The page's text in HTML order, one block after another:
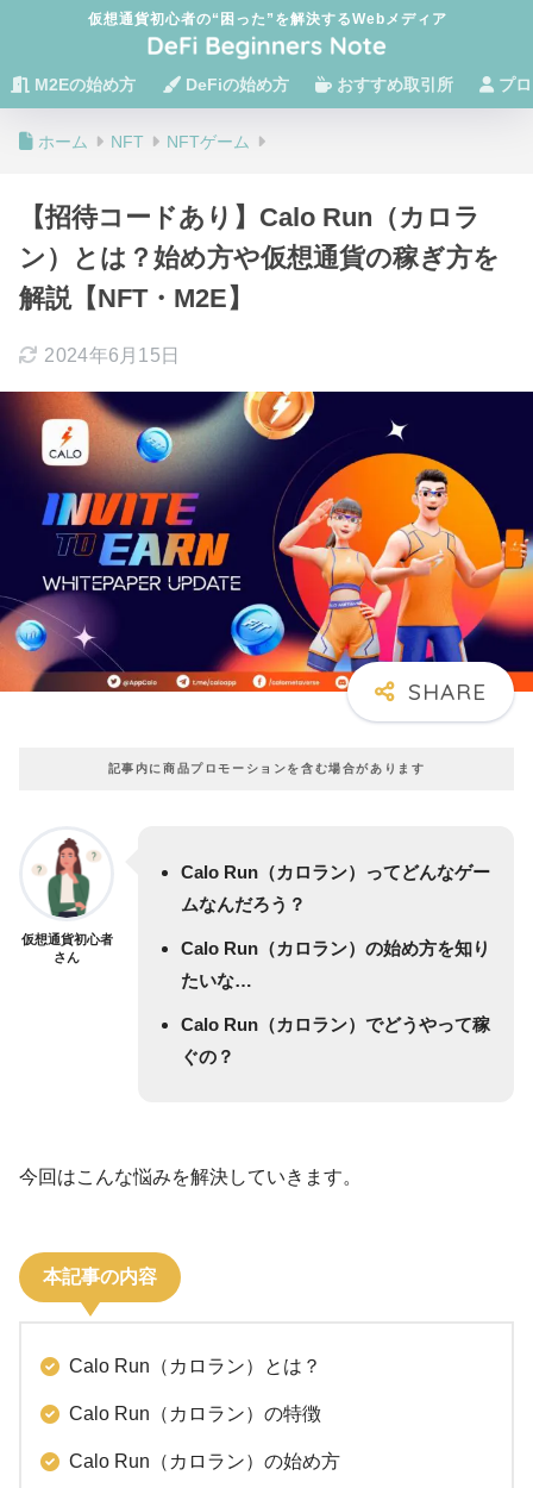
仮想通貨初心者の“困った”を解決するWebメディア
M2Eの始め方 DeFiの始め方 おすすめ取引所 プ
ホーム NFT NFTゲーム
【招待コードあり】Calo Run（カロラ
ン）とは？始め方や仮想通貨の稼ぎ方を
解説【NFT・M2E】
2024年6月15日
記事内に商品プロモーションを含む場合があります
仮想通貨初心者
さん
Calo Run（カロラン）ってどんなゲー
ムなんだろう？
Calo Run（カロラン）の始め方を知り
たいな…
Calo Run（カロラン）でどうやって稼
ぐの？
今回はこんな悩みを解決していきます。
本記事の内容
Calo Run（カロラン）とは？
Calo Run（カロラン）の特徴
Calo Run（カロラン）の始め方